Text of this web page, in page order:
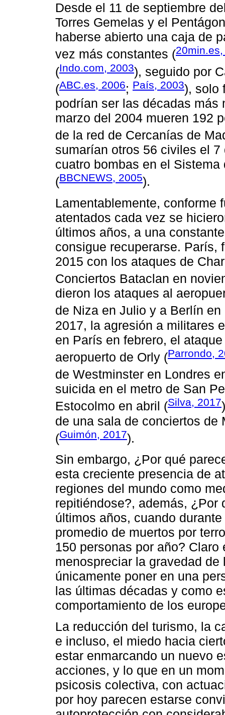
Desde el 11 de septiembre
Torres Gemelas y el
haberse abierto una caja de
vez más constantes (
(Indo.com, 2003), seguido por
(ABC.es, 2006; País, 2003), solo
podrían ser las décadas más
marzo del 2004 mueren 192
de la red de Cercanías de
sumarían otros 56 civiles el
cuatro bombas en el
(BBCNEWS, 2005).
Lamentablemente, conforme
atentados cada vez se
últimos años, a una
consigue recuperarse. París,
2015 con los ataques de
Conciertos Bataclan en
dieron los ataques al
de Niza en Julio y a Berlín en
2017, la agresión a militares
en París en febrero, el
aeropuerto de Orly (Parrondo,
de Westminster en Londres
suicida en el metro de San
Estocolmo en abril (Silva, 2017
de una sala de conciertos de
(Guimón, 2017).
Sin embargo, ¿Por qué
esta creciente presencia de
regiones del mundo como
repitiéndose?, además, ¿Por
últimos años, cuando
promedio de muertos por
150 personas por año?
menospreciar la gravedad
únicamente poner en una
las últimas décadas y como
comportamiento de los
La reducción del turismo, la
e incluso, el miedo hacia
estar enmarcando un nuevo
acciones, y lo que en un
psicosis colectiva, con
por hoy parecen estarse